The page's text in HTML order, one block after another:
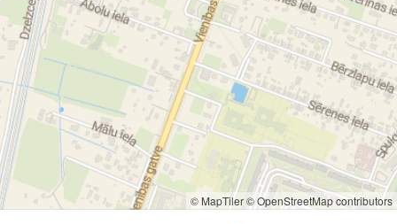
© MapTiler© OpenStreetMap contributors